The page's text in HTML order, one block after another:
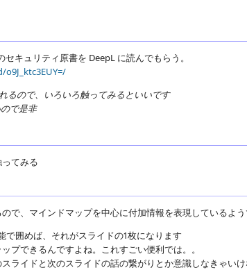
キュリティ原書を DeepL に読んでもらう。
るので、いろいろ触ってみるといいです
で是非
てみる
で、マインドマップを中心に付加情報を表現しているよ
囲めば、それがスライドの1枚になります
プできるんですよね。これすごい便利では。。
ライドと次のスライドの話の繋がりとか意識しなきゃい